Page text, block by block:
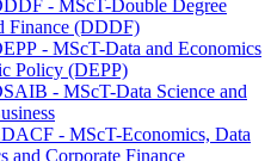
- MScT-Double Degree
Finance (DDDF)
- MScT-Data and Economics
Policy (DEPP)
- MScT-Data Science and
- MScT-Economics, Data
and Corporate Finance